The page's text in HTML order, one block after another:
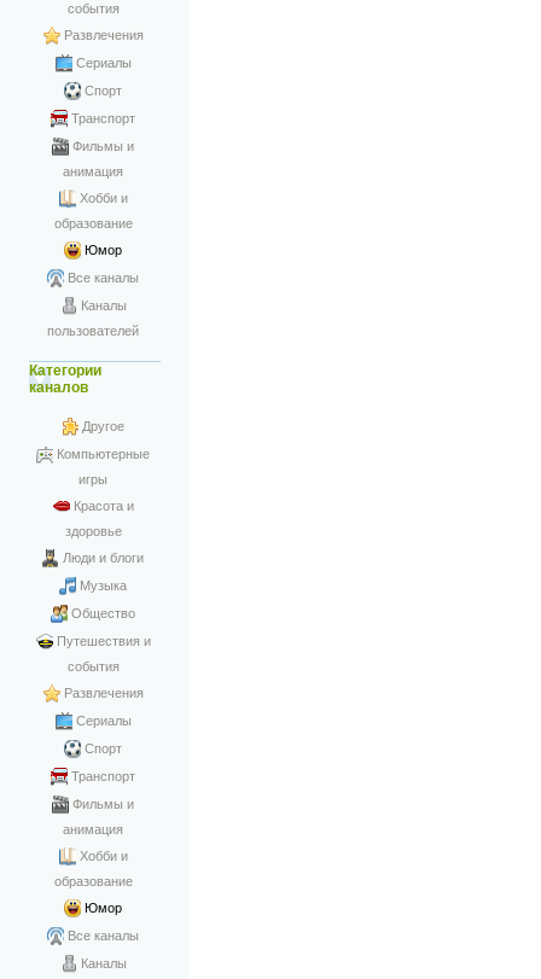
события
Развлечения
Сериалы
Спорт
Транспорт
Фильмы и
анимация
Хобби и
образование
Юмор
Все каналы
Каналы
пользователей
Категории
каналов
Другое
Компьютерные
игры
Красота и
здоровье
Люди и блоги
Музыка
Общество
Путешествия и
события
Развлечения
Сериалы
Спорт
Транспорт
Фильмы и
анимация
Хобби и
образование
Юмор
Все каналы
Каналы